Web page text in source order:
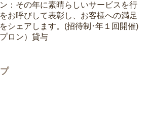
：その年に素晴らしいサービスを行
お呼びして表彰し、お客様への満足
シェアします。(招待制･年１回開催)
ロン）貸与